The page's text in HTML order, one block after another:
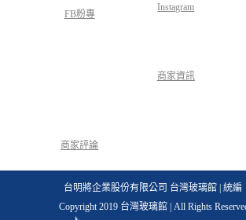
FB粉專
Instagram
商家資訊
商家評論
台明將企業股份有限公司 台灣玻璃館 | 統編
Copyright 2019 台灣玻璃館 | All Rights